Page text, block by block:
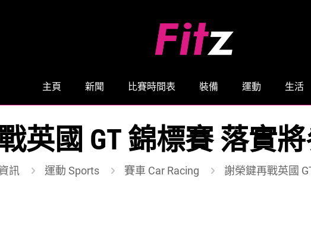
主頁 新聞 比賽時間表 裝備 運動 生活
英國 GT 錦標賽 落實
訊 運動 Sports 賽車 Car Racing 謝榮鍵再戰英國